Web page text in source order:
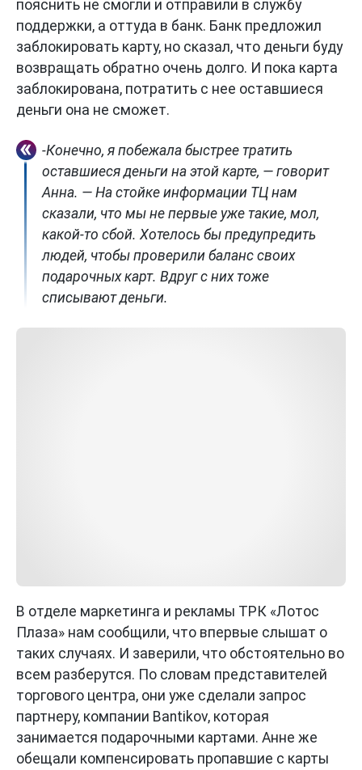
пояснить не смогли и отправили в службу
поддержки, а оттуда в банк. Банк предложил
заблокировать карту, но сказал, что деньги буду
возвращать обратно очень долго. И пока карта
заблокирована, потратить с нее оставшиеся
деньги она не сможет.
-Конечно, я побежала быстрее тратить
оставшиеся деньги на этой карте, — говорит
Анна. — На стойке информации ТЦ нам
сказали, что мы не первые уже такие, мол,
какой-то сбой. Хотелось бы предупредить
людей, чтобы проверили баланс своих
подарочных карт. Вдруг с них тоже
списывают деньги.
В отделе маркетинга и рекламы ТРК «Лотос
Плаза» нам сообщили, что впервые слышат о
таких случаях. И заверили, что обстоятельно во
всем разберутся. По словам представителей
торгового центра, они уже сделали запрос
партнеру, компании Bantikov, которая
занимается подарочными картами. Анне же
обещали компенсировать пропавшие с карты